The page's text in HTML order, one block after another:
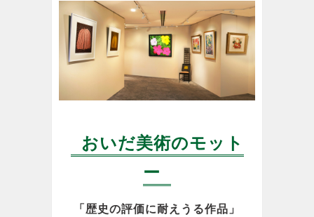
おいだ美術のモット
ー
「歴史の評価に耐えうる作品」